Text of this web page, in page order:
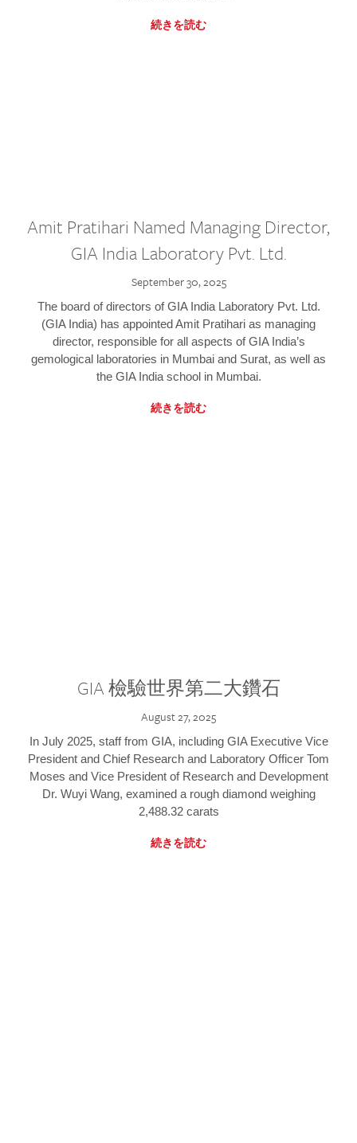
続きを読む
Amit Pratihari Named Managing Director,
GIA India Laboratory Pvt. Ltd.
September 30, 2025
The board of directors of GIA India Laboratory Pvt. Ltd.
(GIA India) has appointed Amit Pratihari as managing
director, responsible for all aspects of GIA India’s
gemological laboratories in Mumbai and Surat, as well as
the GIA India school in Mumbai.
続きを読む
GIA 檢驗世界第二大鑽石
August 27, 2025
In July 2025, staff from GIA, including GIA Executive Vice
President and Chief Research and Laboratory Officer Tom
Moses and Vice President of Research and Development
Dr. Wuyi Wang, examined a rough diamond weighing
2,488.32 carats
続きを読む